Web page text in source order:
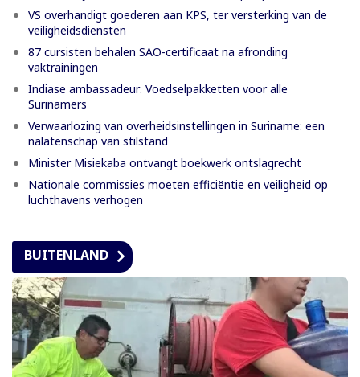
VS overhandigt goederen aan KPS, ter versterking van de
veiligheidsdiensten
87 cursisten behalen SAO-certificaat na afronding
vaktrainingen
Indiase ambassadeur: Voedselpakketten voor alle
Surinamers
Verwaarlozing van overheidsinstellingen in Suriname: een
nalatenschap van stilstand
Minister Misiekaba ontvangt boekwerk ontslagrecht
Nationale commissies moeten efficiëntie en veiligheid op
luchthavens verhogen
BUITENLAND